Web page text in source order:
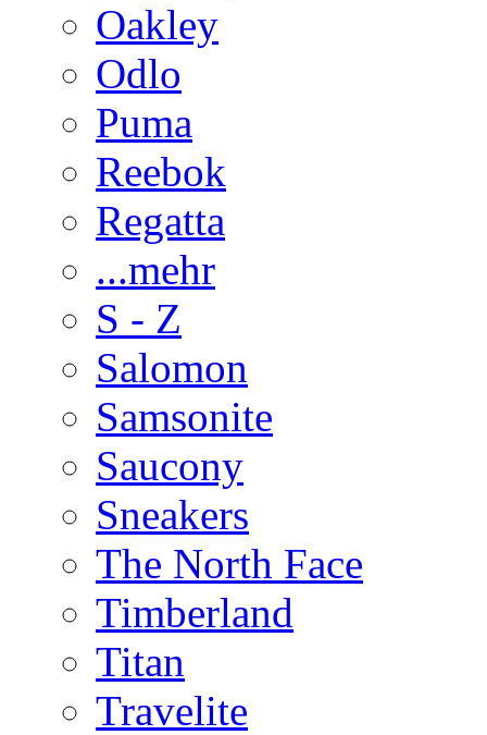
Oakley
Odlo
Puma
Reebok
Regatta
...mehr
S - Z
Salomon
Samsonite
Saucony
Sneakers
The North Face
Timberland
Titan
Travelite